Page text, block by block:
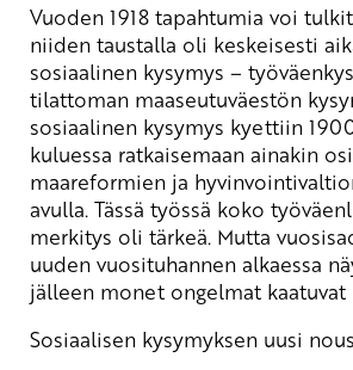
Vuoden 1918 tapahtumia voi
niiden taustalla oli keskeisesti
sosiaalinen kysymys –
tilattoman maaseutuväestön
sosiaalinen kysymys kyettiin
kuluessa ratkaisemaan ainakin
maareformien ja
avulla. Tässä työssä koko
merkitys oli tärkeä. Mutta
uuden vuosituhannen alkaessa
jälleen monet ongelmat kaatuvat
Sosiaalisen kysymyksen uusi